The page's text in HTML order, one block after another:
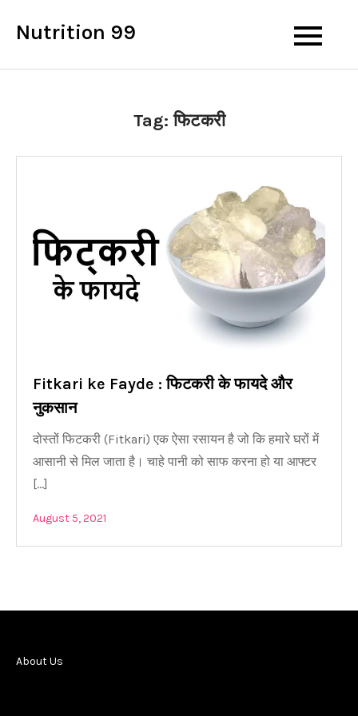
Nutrition 99
Tag:फिटकरी
Fitkari ke Fayde : फिटकरी के फायदे और
नुकसान
दोस्तों फिटकरी (Fitkari) एक ऐसा रसायन है जो कि हमारे घरों में
आसानी से मिल जाता है। चाहे पानी को साफ करना हो या आफ्टर
[…]
August 5, 2021
About Us